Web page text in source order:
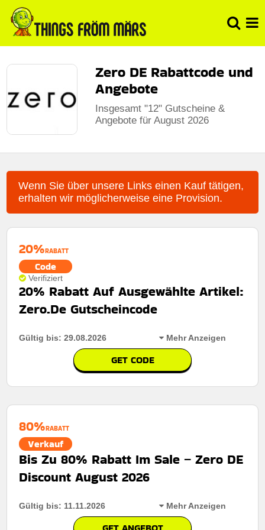
Zero DE Rabattcode und
Angebote
Insgesamt "12" Gutscheine &
Angebote für August 2026
Wenn Sie über unsere Links einen Kauf tätigen,
erhalten wir möglicherweise eine Provision.
20%RABATT
Code
Verifiziert
20% Rabatt Auf Ausgewählte Artikel:
Zero.De Gutscheincode
Gültig bis: 29.08.2026 Mehr Anzeigen
GET CODE
Mindestkaufbetrag:
Berechtigung: Für alle Kunden
Art des Angebots:Zeitlich begrenztes angebot
Bedingungen:Weitere Informationen finden Sie in den
Nutzungsbedingungen auf der Website des Händlers.
80%RABATT
Verkauf
Bis Zu 80% Rabatt Im Sale – Zero DE
Discount August 2026
Gültig bis: 11.11.2026 Mehr Anzeigen